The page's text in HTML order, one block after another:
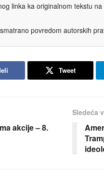
linka ka originalnom tekstu
povredom autorskih
Tweet
akcije – 8.
Sledeća